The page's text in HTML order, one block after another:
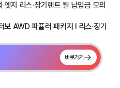
지 리스·장기렌트 월 납입금 모의
AWD 파퓰러 패키지 I 리스·장기
바로가기